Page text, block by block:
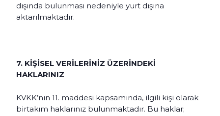
dışında bulunması nedeniyle yurt dışına
aktarılmaktadır.
7. KİŞİSEL VERİLERİNİZ ÜZERİNDEKİ
HAKLARINIZ
KVKK’nın 11. maddesi kapsamında, ilgili kişi olarak
birtakım haklarınız bulunmaktadır. Bu haklar;